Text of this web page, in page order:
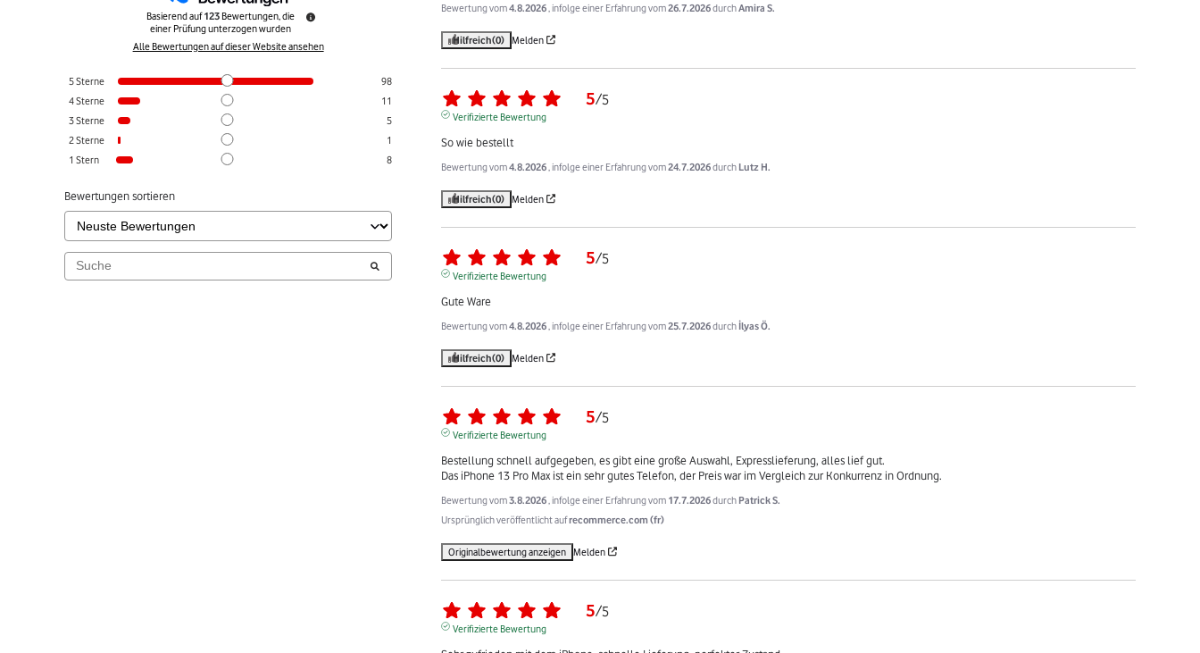
Basierend auf123 Bewertungen, die
einer Prüfung unterzogen wurden
Alle Bewertungen auf dieser Website ansehen
5Sterne
98
4Sterne
11
3Sterne
5
2Sterne
1
1 Stern 8
Bewertungen sortieren
Bewertung vom4.8.2026 , infolge einer Erfahrung vom26.7.2026durchAmira S.
Hilfreich(0) Melden
5/5
Verifizierte Bewertung
So wie bestellt
Bewertung vom4.8.2026 , infolge einer Erfahrung vom24.7.2026durch Lutz H.
Hilfreich(0) Melden
5/5
Verifizierte Bewertung
Gute Ware
Bewertung vom4.8.2026 , infolge einer Erfahrung vom25.7.2026durchİlyas Ö.
Hilfreich(0) Melden
5/5
Verifizierte Bewertung
Bestellung schnell aufgegeben, es gibt eine große Auswahl, Expresslieferung, alles lief gut.
Das iPhone 13 Pro Max ist ein sehr gutes Telefon, der Preis war im Vergleich zur Konkurrenz in Ordnung.
Bewertung vom3.8.2026 , infolge einer Erfahrung vom 17.7.2026durch Patrick S.
Ursprünglich veröffentlicht aufrecommerce.com (fr)
Originalbewertung anzeigen Melden
5/5
Verifizierte Bewertung